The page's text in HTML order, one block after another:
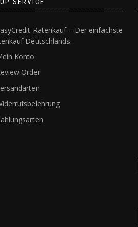
Ratenkauf – Der einfachste
Deutschlands.
Konto
Order